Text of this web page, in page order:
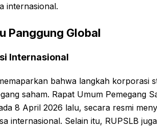
internasional.
Panggung Global
Internasional
bahwa langkah korporasi
saham. Rapat Umum Pemegang
8 April 2026 lalu, secara resmi
internasional. Selain itu, RUPSLB